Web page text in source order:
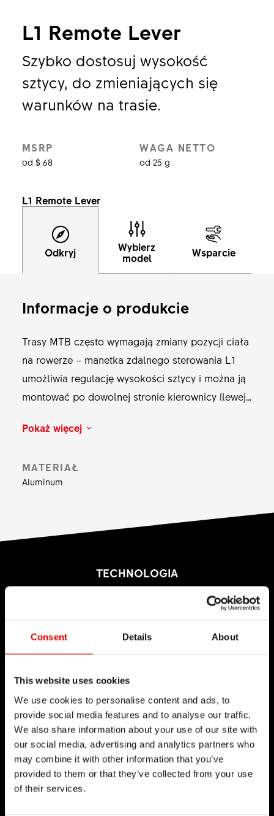
Consent Details About
This website uses cookies
We use cookies to personalise content and ads, to
provide social media features and to analyse our traffic.
We also share information about your use of our site with
our social media, advertising and analytics partners who
may combine it with other information that you’ve
provided to them or that they’ve collected from your use
of their services.
L1 Remote Lever
Szybko dostosuj wysokość
sztycy, do zmieniających się
warunków na trasie.
MSRP
od $ 68
WAGA NETTO
od 25 g
L1 Remote Lever
Odkryj
Wybierz
model
Wsparcie
Informacje o produkcie
Trasy MTB często wymagają zmiany pozycji ciała
na rowerze – manetka zdalnego sterowania L1
umożliwia regulację wysokości sztycy i można ją
montować po dowolnej stronie kierownicy (lewej i
wyregulować za pomocą napinacza
komplecie "fajce".
Pokaż więcej
MATERIAŁ
Aluminum
TECHNOLOGIA
Wierzymy w sztukę inżynierii i w procesie rozwoju
produktów dążymy do wyszukanych rozwiązań.
Ideą, która nas prowadzi jest ciągłe
przekraczanie barier dzięki naszym